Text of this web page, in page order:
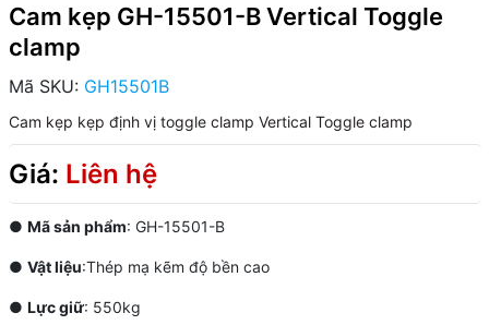
Cam kẹp GH-15501-B Vertical Toggle
clamp
Mã SKU: GH15501B
Cam kẹp kẹp định vị toggle clamp Vertical Toggle clamp
Giá: Liên hệ
● Mã sản phẩm: GH-15501-B
● Vật liệu:Thép mạ kẽm độ bền cao
● Lực giữ: 550kg